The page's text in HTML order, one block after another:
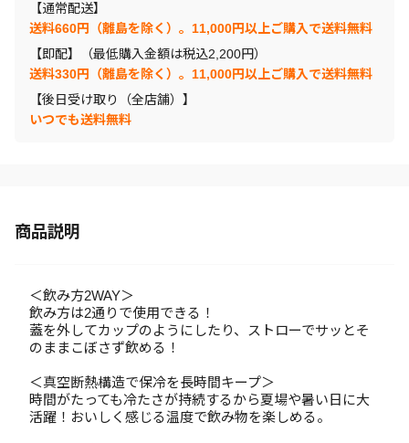
【通常配送】
送料660円（離島を除く）。11,000円以上ご購入で送料無料
【即配】（最低購入金額は税込2,200円）
送料330円（離島を除く）。11,000円以上ご購入で送料無料
【後日受け取り（全店舗）】
いつでも送料無料
商品説明
＜飲み方2WAY＞
飲み方は2通りで使用できる！
蓋を外してカップのようにしたり、ストローでサッとそ
のままこぼさず飲める！
＜真空断熱構造で保冷を長時間キープ＞
時間がたっても冷たさが持続するから夏場や暑い日に大
活躍！おいしく感じる温度で飲み物を楽しめる。